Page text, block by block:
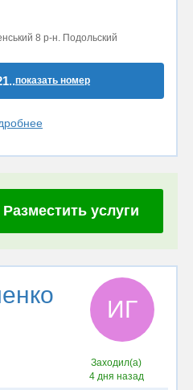
8 р-н. Подольский
показать номер
Разместить услуги
ИГ
Заходил(а)
4 дня назад